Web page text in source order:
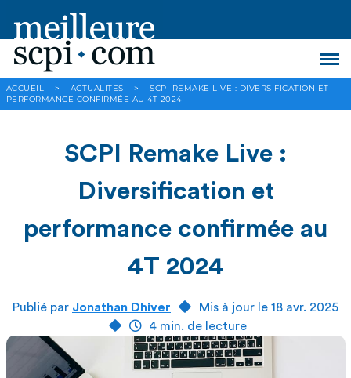
ACCUEIL > ACTUALITES >
SCPI REMAKE LIVE : DIVERSIFICATION ET
PERFORMANCE CONFIRMÉE AU 4T 2024
SCPI Remake Live :
Diversification et
performance confirmée au
4T 2024
Publié par Jonathan Dhiver
Mis à jour le 18 avr. 2025
4 min. de lecture